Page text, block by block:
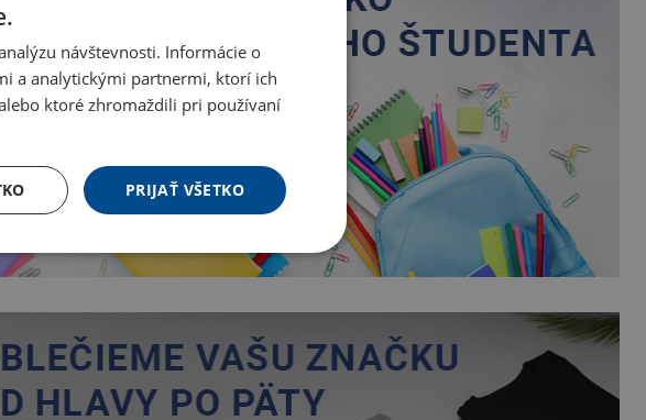
Nakupovať
návštevnosti. Informácie o
a analytickými partnermi, ktorí ich
ktoré zhromaždili pri používaní
PRIJAŤ VŠETKO